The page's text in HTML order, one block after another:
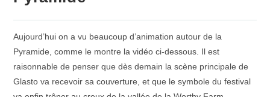
Aujourd’hui on a vu beaucoup d’animation autour de la
Pyramide, comme le montre la vidéo ci-dessous. Il est
raisonnable de penser que dès demain la scène principale de
Glasto va recevoir sa couverture, et que le symbole du festival